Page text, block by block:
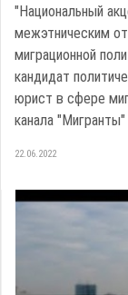
"Национальный
межэтническим
миграционной
кандидат
юрист в сфере
канала
22.06.2022